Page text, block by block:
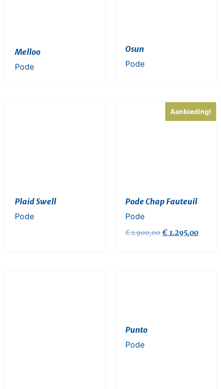
Melloo
Pode
Osun
Pode
Plaid Swell
Pode
Aanbieding!
Pode Chap Fauteuil
Pode
€1.900,00 € 1.295,00
Punto
Pode